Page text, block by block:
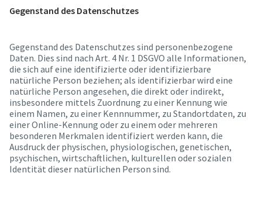
Gegenstand des Datenschutzes
Gegenstand des Datenschutzes sind personenbezogene
Daten. Dies sind nach Art. 4 Nr. 1 DSGVO alle Informationen,
die sich auf eine identifizierte oder identifizierbare
natürliche Person beziehen; als identifizierbar wird eine
natürliche Person angesehen, die direkt oder indirekt,
insbesondere mittels Zuordnung zu einer Kennung wie
einem Namen, zu einer Kennnummer, zu Standortdaten, zu
einer Online-Kennung oder zu einem oder mehreren
besonderen Merkmalen identifiziert werden kann, die
Ausdruck der physischen, physiologischen, genetischen,
psychischen, wirtschaftlichen, kulturellen oder sozialen
Identität dieser natürlichen Person sind.